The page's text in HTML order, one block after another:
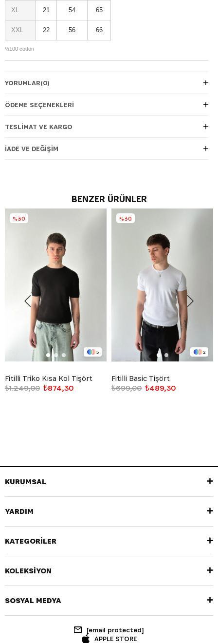
XL 21 54 65
XXL 22 56 66
½100 cotton
YORUMLAR(0)
ÖDEME SEÇENEKLERI
TESLIMAT VE KARGO
İADE VE DEĞIŞIM
BENZER ÜRÜNLER
5
Fitilli Triko Kısa Kol Tişört
₺874,30
₺1.249,00
%30
2
Fitilli Basic Tişört
₺489,30
₺699,00
%30
KURUMSAL
YARDIM
KATEGORİLER
KOLEKSİYON
SOSYAL MEDYA
[email protected]
APPLE STORE